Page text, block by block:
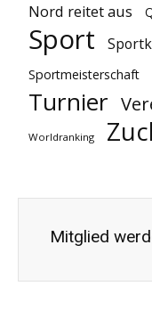
Nord reitet aus
Sport
Sportmeisterschaft
Turnier
Worldranking
Mitglied